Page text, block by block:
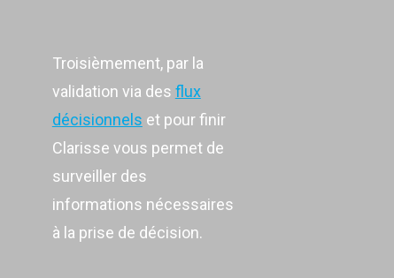
Troisièmement, par la
validation via des flux
décisionnels et pour finir
Clarisse vous permet de
surveiller des
informations nécessaires
à la prise de décision.